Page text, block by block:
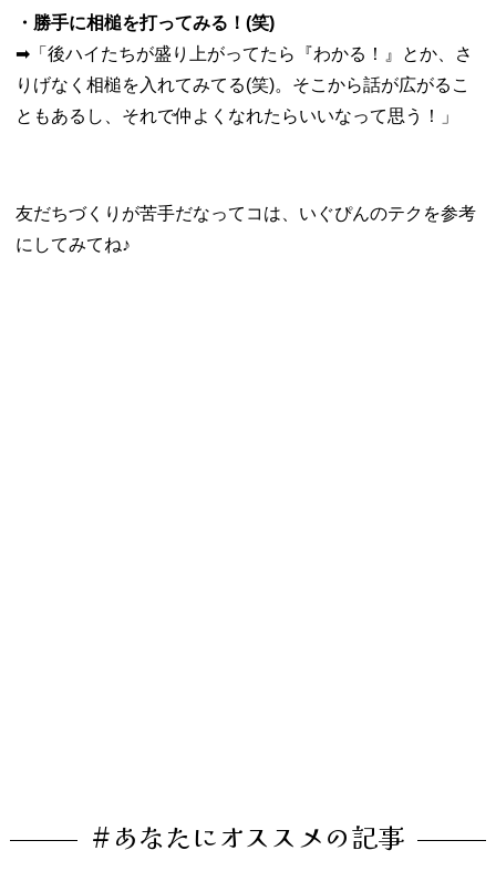
・勝手に相槌を打ってみる！(笑)
➡︎「後ハイたちが盛り上がってたら『わかる！』とか、さ
りげなく相槌を入れてみてる(笑)。そこから話が広がるこ
ともあるし、それで仲よくなれたらいいなって思う！」
友だちづくりが苦手だなってコは、いぐぴんのテクを参考
にしてみてね♪
#あなたにオススメの記事